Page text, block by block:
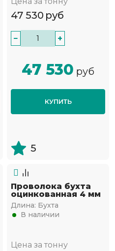
47 530 руб
− +
47 530 руб
КУПИТЬ
5
Проволока бухта
оцинкованная 4 мм
Длина: Бухта
В наличии
Цена за тонну